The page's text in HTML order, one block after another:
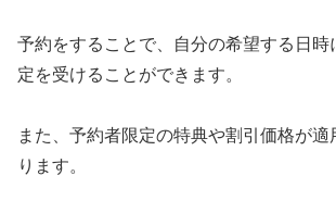
予約をすることで、自分の希望する日時
定を受けることができます。
また、予約者限定の特典や割引価格が適
ります。